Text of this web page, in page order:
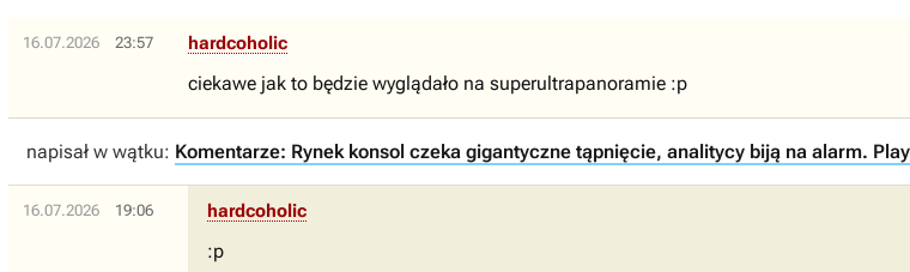
16.07.2026 23:57 hardcoholic
ciekawe jak to będzie wyglądało na superultrapanoramie :p
napisał w wątku: Komentarze: Rynek konsol czeka gigantyczne tąpnięcie, analitycy biją na alarm.
16.07.2026 19:06 hardcoholic
:p